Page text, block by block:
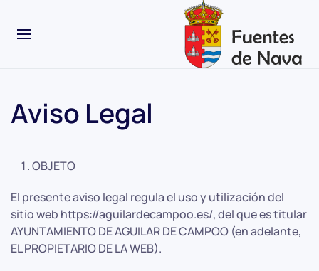
Aviso Legal
OBJETO
El presente aviso legal regula el uso y utilización del
sitio web https://aguilardecampoo.es/, del que es titular
AYUNTAMIENTO DE AGUILAR DE CAMPOO (en adelante,
EL PROPIETARIO DE LA WEB).